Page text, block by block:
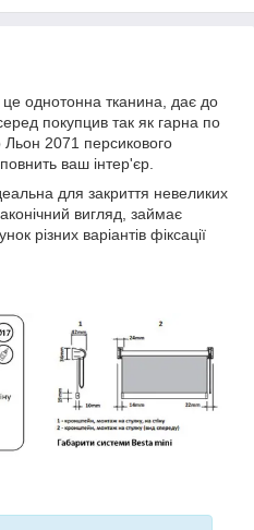
це однотонна тканина, дає до
покупцив так як гарна по
Льон 2071 персикового
ваш інтер'єр.
для закриття невеликих
вигляд, займає
різних варіантів фіксації